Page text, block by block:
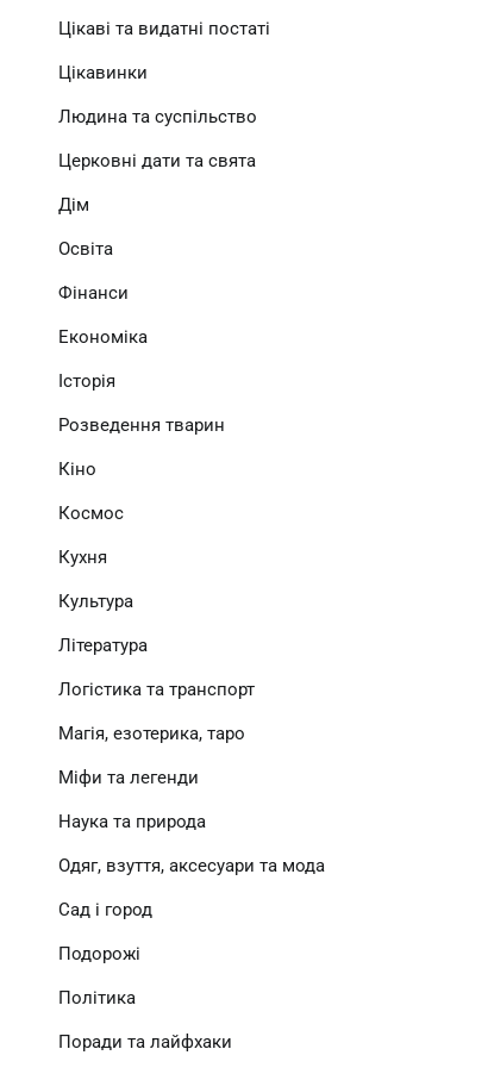
Цікаві та видатні постаті
Цікавинки
Людина та суспільство
Церковні дати та свята
Дім
Освіта
Фінанси
Економіка
Історія
Розведення тварин
Кіно
Космос
Кухня
Культура
Література
Логістика та транспорт
Магія, езотерика, таро
Міфи та легенди
Наука та природа
Одяг, взуття, аксесуари та мода
Сад і город
Подорожі
Політика
Поради та лайфхаки